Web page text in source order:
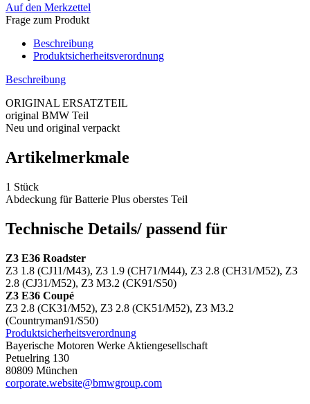
Auf den Merkzettel
Frage zum Produkt
Beschreibung
Produktsicherheitsverordnung
Beschreibung
ORIGINAL ERSATZTEIL
original BMW Teil
Neu und original verpackt
Artikelmerkmale
1 Stück
Abdeckung für Batterie Plus oberstes Teil
Technische Details/ passend für
Z3 E36 Roadster
Z3 1.8 (CJ11/M43), Z3 1.9 (CH71/M44), Z3 2.8 (CH31/M52), Z3
2.8 (CJ31/M52), Z3 M3.2 (CK91/S50)
Z3 E36 Coupé
Z3 2.8 (CK31/M52), Z3 2.8 (CK51/M52), Z3 M3.2
(Countryman91/S50)
Produktsicherheitsverordnung
Bayerische Motoren Werke Aktiengesellschaft
Petuelring 130
80809 München
corporate.website@bmwgroup.com